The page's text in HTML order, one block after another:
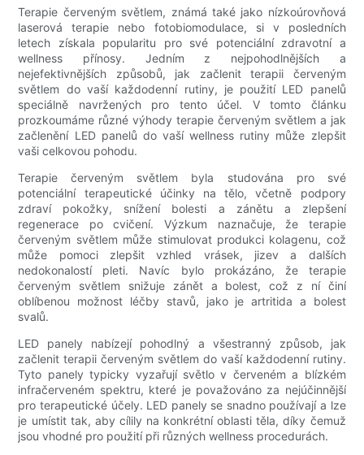
Terapie červeným světlem, známá také jako nízkoúrovňová
laserová terapie nebo fotobiomodulace, si v posledních
letech získala popularitu pro své potenciální zdravotní a
wellness přínosy. Jedním z nejpohodlnějších a
nejefektivnějších způsobů, jak začlenit terapii červeným
světlem do vaší každodenní rutiny, je použití LED panelů
speciálně navržených pro tento účel. V tomto článku
prozkoumáme různé výhody terapie červeným světlem a jak
začlenění LED panelů do vaší wellness rutiny může zlepšit
vaši celkovou pohodu.
Terapie červeným světlem byla studována pro své
potenciální terapeutické účinky na tělo, včetně podpory
zdraví pokožky, snížení bolesti a zánětu a zlepšení
regenerace po cvičení. Výzkum naznačuje, že terapie
červeným světlem může stimulovat produkci kolagenu, což
může pomoci zlepšit vzhled vrásek, jizev a dalších
nedokonalostí pleti. Navíc bylo prokázáno, že terapie
červeným světlem snižuje zánět a bolest, což z ní činí
oblíbenou možnost léčby stavů, jako je artritida a bolest
svalů.
LED panely nabízejí pohodlný a všestranný způsob, jak
začlenit terapii červeným světlem do vaší každodenní rutiny.
Tyto panely typicky vyzařují světlo v červeném a blízkém
infračerveném spektru, které je považováno za nejúčinnější
pro terapeutické účely. LED panely se snadno používají a lze
je umístit tak, aby cílily na konkrétní oblasti těla, díky čemuž
jsou vhodné pro použití při různých wellness procedurách.